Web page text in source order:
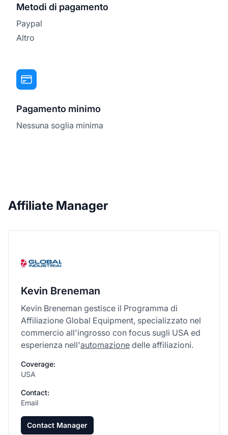
Metodi di pagamento
Paypal
Altro
Pagamento minimo
Nessuna soglia minima
Affiliate Manager
Kevin Breneman
Kevin Breneman gestisce il Programma di
Affiliazione Global Equipment, specializzato nel
commercio all'ingrosso con focus sugli USA ed
esperienza nell'automazione delle affiliazioni.
Coverage:
USA
Contact:
Email
Contact Manager